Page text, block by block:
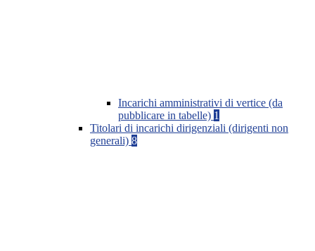
Incarichi amministrativi di vertice (da
pubblicare in tabelle) 1
Titolari di incarichi dirigenziali (dirigenti non
generali) 8